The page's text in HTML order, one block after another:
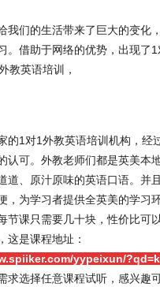
我们的生活带来了巨大的变化
。借助于网络的优势，出现了1
教英语培训，
的1对1外教英语培训机构，经
认可。外教老师们都是英美本
道、原汁原味的英语口语。并
，为学习者提供全英美的学习
节课只需要几十块，性价比可
这是课程地址：
yypeixun/
求选择任意课程试听，感兴